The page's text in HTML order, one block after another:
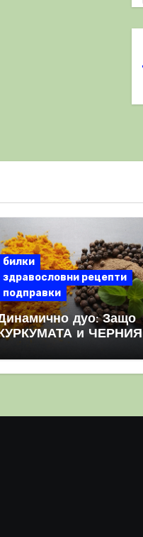
билки
здравословни рецепти
подправки
дуо: Защо
и ЧЕРНИЯ